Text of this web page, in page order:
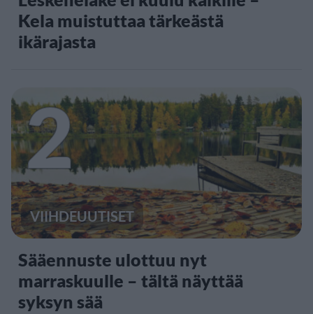
Kela muistuttaa tärkeästä
ikärajasta
2
VIIHDEUUTISET
Sääennuste ulottuu nyt
marraskuulle – tältä näyttää
syksyn sää